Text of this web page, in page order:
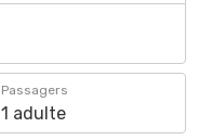
Passagers
1 adulte